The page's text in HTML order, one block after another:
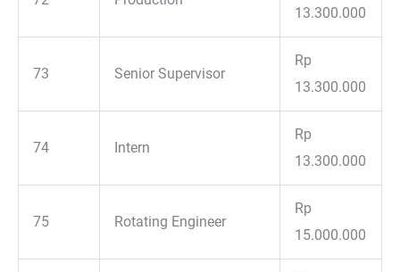
13.300.000
73 Senior Supervisor
Rp
13.300.000
74 Intern
Rp
13.300.000
75 Rotating Engineer
Rp
15.000.000